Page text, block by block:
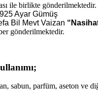
ile birlikte gönderilmektedir.
Ayar Gümüş
Bil Mevt Vaizan
gönderilmektedir.
sabun, parfüm, aseton ve